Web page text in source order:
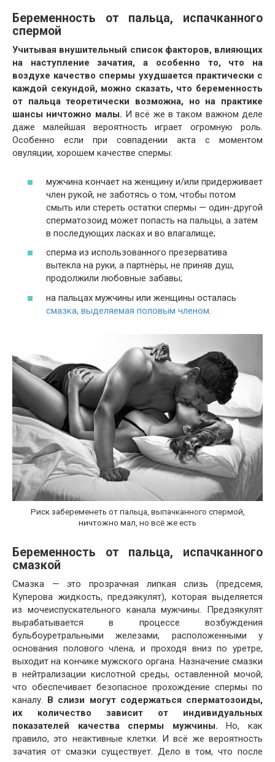
Беременность от пальца, испачканного
спермой
Учитывая внушительный список факторов, влияющих
на наступление зачатия, а особенно то, что на
воздухе качество спермы ухудшается практически с
каждой секундой, можно сказать, что беременность
от пальца теоретически возможна, но на практике
шансы ничтожно малы. И всё же в таком важном деле
даже малейшая вероятность играет огромную роль.
Особенно если при совпадении акта с моментом
овуляции, хорошем качестве спермы:
мужчина кончает на женщину и/или придерживает
член рукой, не заботясь о том, чтобы потом
смыть или стереть остатки спермы — один-другой
сперматозоид может попасть на пальцы, а затем
в последующих ласках и во влагалище;
сперма из использованного презерватива
вытекла на руки, а партнёры, не приняв душ,
продолжили любовные забавы;
на пальцах мужчины или женщины осталась
смазка, выделяемая половым членом
Риск забеременеть от пальца, выпачканного спермой,
ничтожно мал, но всё же есть
Беременность от пальца, испачканного
смазкой
Смазка — это прозрачная липкая слизь (предсемя,
Куперова жидкость, предэякулят), которая выделяется
из мочеиспускательного канала мужчины. Предэякулят
вырабатывается в процессе возбуждения
бульбоуретральными железами, расположенными у
основания полового члена, и проходя вниз по уретре,
выходит на кончике мужского органа. Назначение смазки
в нейтрализации кислотной среды, оставленной мочой,
что обеспечивает безопасное прохождение спермы по
каналу. В слизи могут содержаться сперматозоиды,
их количество зависит от индивидуальных
показателей качества спермы мужчины. Но, как
правило, это неактивные клетки. И всё же вероятность
зачатия от смазки существует. Дело в том, что после